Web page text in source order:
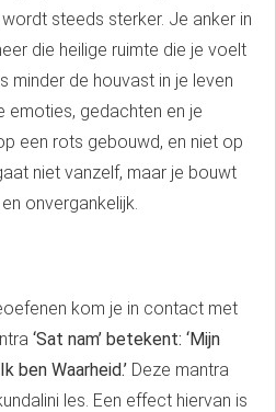
steeds sterker. Je anker in
die heilige ruimte die je voelt
minder de houvast in je leven
emoties, gedachten en je
een rots gebouwd, en niet op
niet vanzelf, maar je bouwt
onvergankelijk.
kom je in contact met
‘Sat nam’ betekent: ‘Mijn
ben Waarheid.’ Deze mantra
les. Een effect hiervan is